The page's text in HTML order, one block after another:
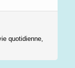
quotidienne,